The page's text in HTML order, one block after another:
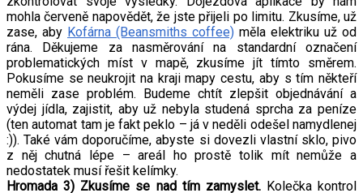
mohla červeně napovědět, že jste přijeli po limitu. Zkusíme, už
zase, aby Kofárna (Beansmiths coffee) měla elektriku už od
rána. Děkujeme za nasměrování na standardní označení
problematických míst v mapě, zkusíme jít tímto směrem.
Pokusíme se neukrojit na kraji mapy cestu, aby s tím někteří
neměli zase problém. Budeme chtít zlepšit objednávání a
výdej jídla, zajistit, aby už nebyla studená sprcha za peníze
(ten automat tam je fakt peklo – já v neděli odešel namydlenej
:)). Také vám doporučíme, abyste si dovezli vlastní sklo, pivo
z něj chutná lépe – areál ho prostě tolik mít nemůže a
nedostatek musí řešit kelímky.
Hromada 3) Zkusíme se nad tím zamyslet.Kolečka kontrol